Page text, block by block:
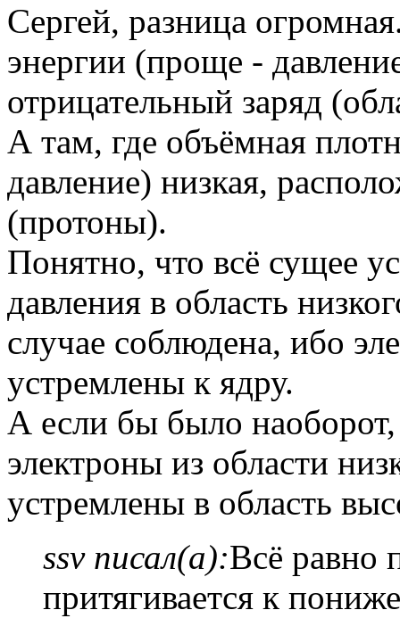
Сергей, разница
энергии (проще -
отрицательный заряд
А там, где объёмная
давление) низкая,
(протоны).
Понятно, что всё сущее
давления в область
случае соблюдена, ибо
устремлены к ядру.
А если бы было наоборот,
электроны из области
устремлены в область
ssv писал(а):Всё равно
притягивается к